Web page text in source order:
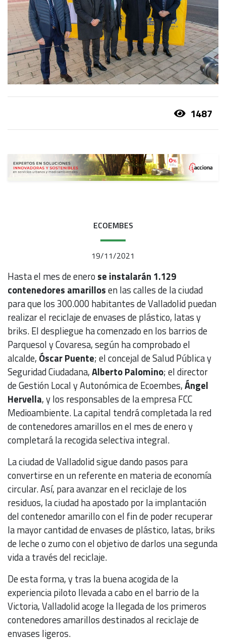
1487
ECOEMBES
19/11/2021
Hasta el mes de enero se instalarán 1.129
contenedores amarillosen las calles de la ciudad
para que los 300.000 habitantes de Valladolid puedan
realizar el reciclaje de envases de plástico, latas y
briks. El despliegue ha comenzado en los barrios de
Parquesol y Covaresa, según ha comprobado el
alcalde, Óscar Puente; el concejal de Salud Pública y
Seguridad Ciudadana,Alberto Palomino; el director
de Gestión Local y Autonómica de Ecoembes,Ángel
Hervella, y los responsables de la empresa FCC
Medioambiente. La capital tendrá completada la red
de contenedores amarillos en el mes de enero y
completará la recogida selectiva integral.
La ciudad de Valladolid sigue dando pasos para
convertirse en un referente en materia de economía
circular. Así, para avanzar en el reciclaje de los
residuos, la ciudad ha apostado por la implantación
del contenedor amarillo con el fin de poder recuperar
la mayor cantidad de envases de plástico, latas, briks
de leche o zumo con el objetivo de darlos una segunda
vida a través del reciclaje.
De esta forma, y tras la buena acogida de la
experiencia piloto llevada a cabo en el barrio de la
Victoria, Valladolid acoge la llegada de los primeros
contenedores amarillos destinados al reciclaje de
envases ligeros.